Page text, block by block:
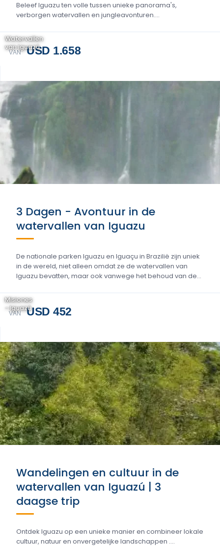
Beleef Iguazu ten volle tussen unieke panorama's,
verborgen watervallen en jungleavonturen....
VAN USD 1.658
Watervallen
van Iguazú
3 Dagen - Avontuur in de
watervallen van Iguazu
De nationale parken Iguazu en Iguaçu in Brazilië zijn uniek
in de wereld, niet alleen omdat ze de watervallen van
Iguazu bevatten, maar ook vanwege het behoud van de...
VAN USD 452
Misiones
- Iguazú
Wandelingen en cultuur in de
watervallen van Iguazú | 3
daagse trip
Ontdek Iguazu op een unieke manier en combineer lokale
cultuur, natuur en onvergetelijke landschappen ....